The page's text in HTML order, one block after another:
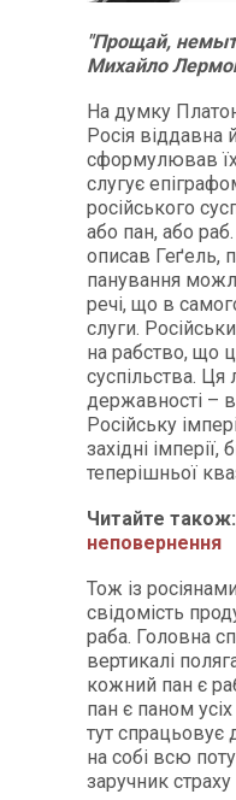
"Прощай,
Михайло
На думку
Росія віддавна
сформулював
слугує
російського
або пан, або
описав Геґель,
панування
речі, що в
слуги.
на рабство, що
суспільства. Ця
державності –
Російську
західні
теперішньої
Читайте також:
неповернення
Тож із
свідомість
раба. Головна
вертикалі
кожний пан є
пан є паном усіх
тут спрацьовує
на собі всю
заручник